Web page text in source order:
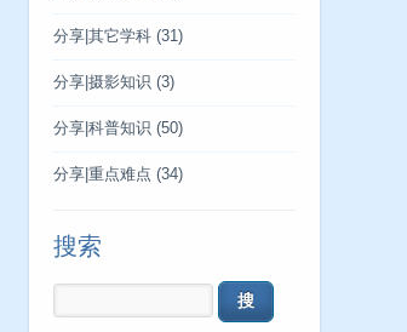
分享|其它学科 (31)
分享|摄影知识 (3)
分享|科普知识 (50)
分享|重点难点 (34)
搜索